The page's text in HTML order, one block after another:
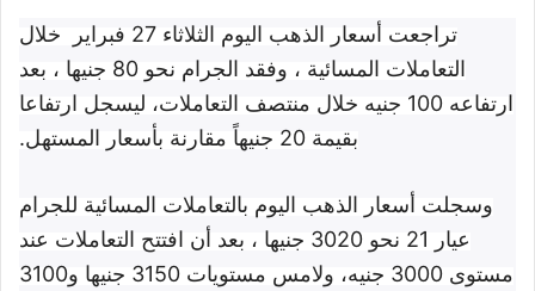
تراجعت أسعار الذهب اليوم الثلاثاء 27 فبراير خلال
التعاملات المسائية ، وفقد الجرام نحو 80 جنيها ، بعد
ارتفاعه 100 جنيه خلال منتصف التعاملات، ليسجل ارتفاعا
بقيمة 20 جنيهاً مقارنة بأسعار المستهل.
وسجلت أسعار الذهب اليوم بالتعاملات المسائية للجرام
عيار 21 نحو 3020 جنيها ، بعد أن افتتح التعاملات عند
مستوى 3000 جنيه، ولامس مستويات 3150 جنيها و3100